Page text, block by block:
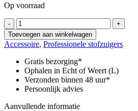
Op voorraad
-
Vloerzuigmond
aantal
+
Toevoegen aan winkelwagen
Accessoire, Professionele stofzuigers
Gratis bezorging*
Ophalen in Echt of Weert (L)
Verzonden binnen 48 uur*
Persoonlijk advies
Aanvullende informatie